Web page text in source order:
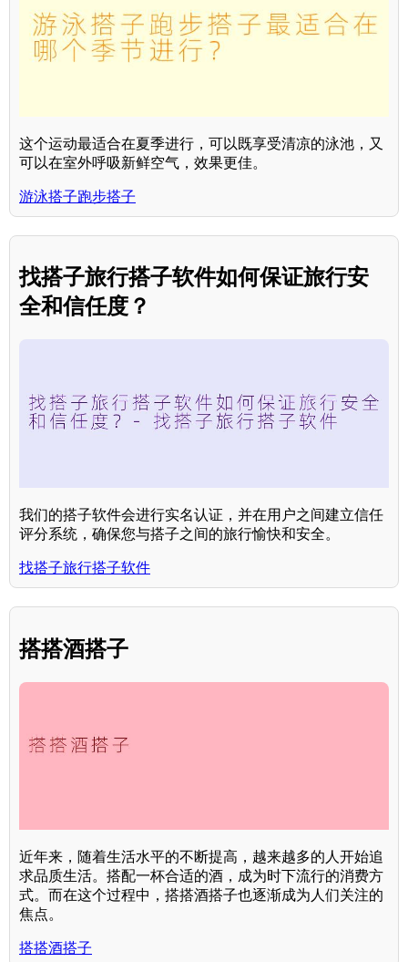
这个运动最适合在夏季进行，可以既享受清凉的泳池，又
可以在室外呼吸新鲜空气，效果更佳。
游泳搭子跑步搭子
找搭子旅行搭子软件如何保证旅行安
全和信任度？
我们的搭子软件会进行实名认证，并在用户之间建立信任
评分系统，确保您与搭子之间的旅行愉快和安全。
找搭子旅行搭子软件
搭搭酒搭子
近年来，随着生活水平的不断提高，越来越多的人开始追
求品质生活。搭配一杯合适的酒，成为时下流行的消费方
式。而在这个过程中，搭搭酒搭子也逐渐成为人们关注的
焦点。
搭搭酒搭子